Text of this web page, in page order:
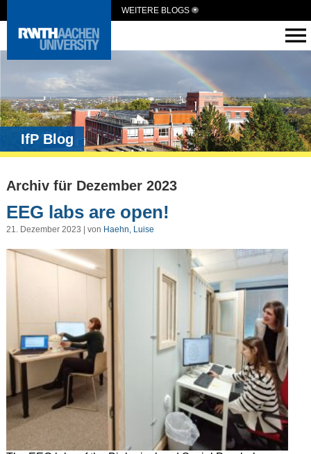
WEITERE BLOGS
IfP Blog
Archiv für Dezember 2023
EEG labs are open!
21. Dezember 2023 | von Haehn, Luise